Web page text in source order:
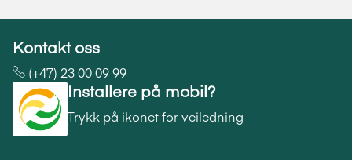
Kontakt oss
(+47) 23 00 09 99
Installere på mobil?
Trykk på ikonet for veiledning